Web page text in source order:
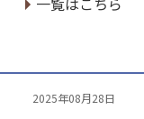
2025年08月28日